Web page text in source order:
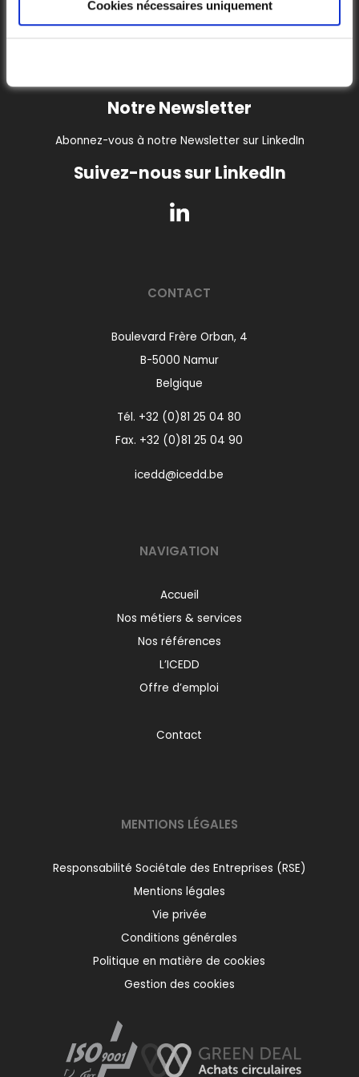
Cookies nécessaires uniquement
Notre Newsletter
Abonnez-vous à notre Newsletter sur LinkedIn
Suivez-nous sur LinkedIn
CONTACT
Boulevard Frère Orban, 4
B-5000 Namur
Belgique
Tél. +32 (0)81 25 04 80
Fax. +32 (0)81 25 04 90
icedd@icedd.be
NAVIGATION
Accueil
Nos métiers & services
Nos références
L’ICEDD
Offre d’emploi
Contact
MENTIONS LÉGALES
Responsabilité Sociétale des Entreprises (RSE)
Mentions légales
Vie privée
Conditions générales
Politique en matière de cookies
Gestion des cookies